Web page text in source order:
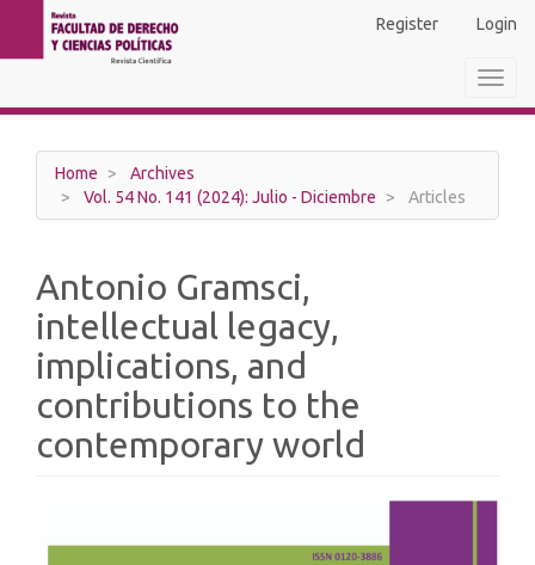
Main
Navigation
Sidebar
Register Login
Home
Archives
Vol. 54 No. 141 (2024): Julio - Diciembre
Articles
Antonio Gramsci,
intellectual legacy,
implications, and
contributions to the
contemporary world
Sidebar